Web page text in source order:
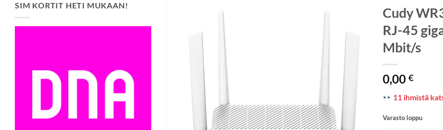
SIM KORTIT HETI MUKAAN!
Cudy
RJ-45
Mbit/s
0,00€
11 ihmistä
Varasto loppu